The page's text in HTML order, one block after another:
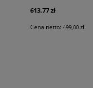
613,77 zł
Cena netto: 499,00 zł